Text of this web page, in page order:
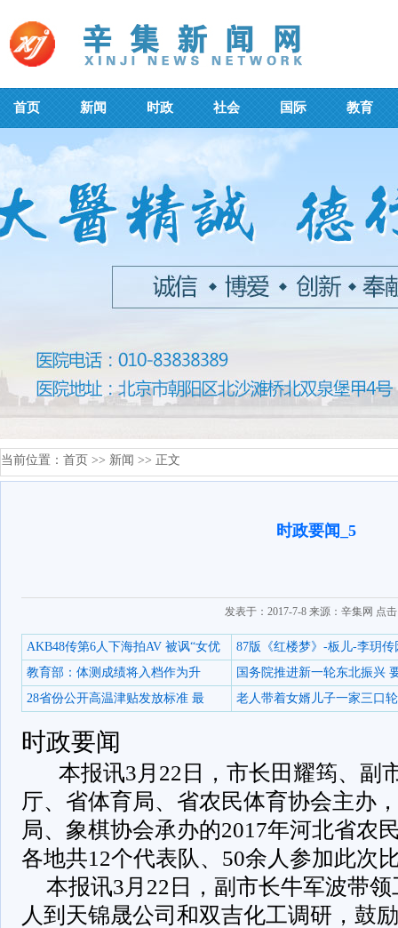
首页 新闻 时政 社会 国际 教育
当前位置： 首页 >> 新闻 >> 正文
时政要闻_5
发表于：2017-7-8 来源：辛集网 点
AKB48传第6人下海拍AV 被讽“女优
87版《红楼梦》-板儿-李玥传
教育部：体测成绩将入档作为升
国务院推进新一轮东北振兴
28省份公开高温津贴发放标准 最
老人带着女婿儿子一家三口
时政要闻
本报讯3月22日，市长田耀筠、副
厅、省体育局、省农民体育协会主办
局、象棋协会承办的2017年河北省农
各地共12个代表队、50余人参加此次
本报讯3月22日，副市长牛军波带
人到天锦晟公司和双吉化工调研，鼓